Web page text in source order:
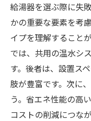
給湯器を選ぶ際に失
かの重要な要素を考
イプを理解すること
では、共用の温水シ
す。後者は、設置ス
肢が豊富です。次に
う。省エネ性能の高
コストの削減につな